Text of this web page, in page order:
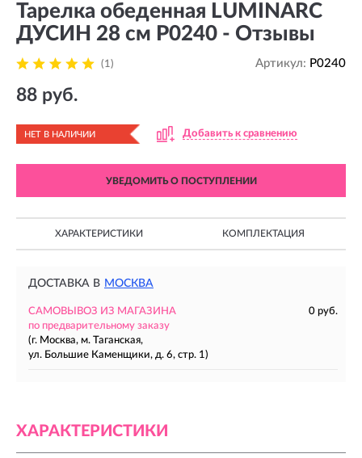
Тарелка обеденная LUMINARC
ДУСИН 28 см P0240 - Отзывы
(1) Артикул: P0240
88 руб.
НЕТ В НАЛИЧИИ Добавить к сравнению
УВЕДОМИТЬ О ПОСТУПЛЕНИИ
ХАРАКТЕРИСТИКИ КОМПЛЕКТАЦИЯ
ДОСТАВКА В МОСКВА
САМОВЫВОЗ ИЗ МАГАЗИНА
0 руб.
по предварительному заказу
(г. Москва, м. Таганская,
ул. Большие Каменщики, д. 6, стр. 1)
ХАРАКТЕРИСТИКИ